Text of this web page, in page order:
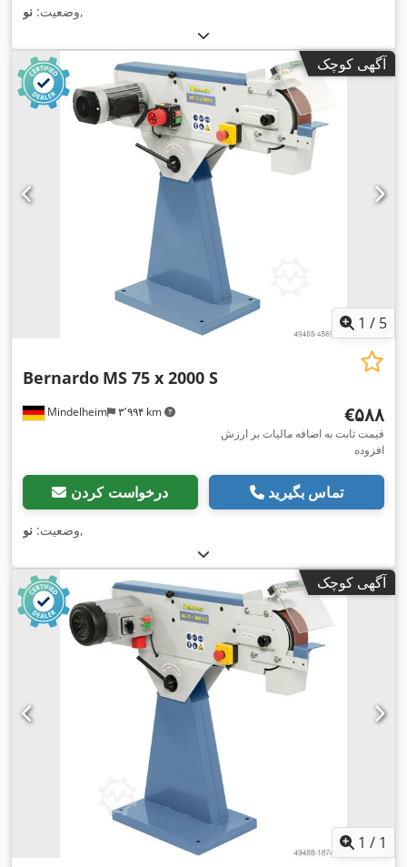
وضعیت: نو ,
آگهی کوچک
1 / 5
Mindelheim ۳٬۹۹۴ km
Bernardo MS 75 x 2000 S
‎€۵۸۸
قیمت ثابت به اضافه مالیات بر ارزش
افزوده
درخواست کردن تماس بگیرید
وضعیت: نو ,
آگهی کوچک
1 / 1